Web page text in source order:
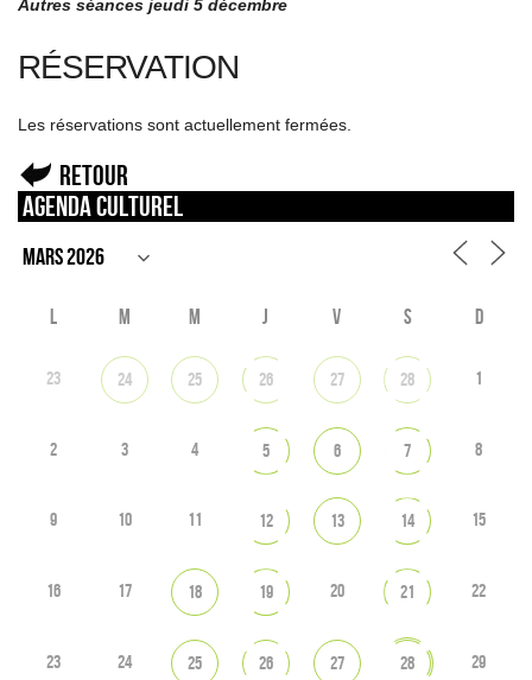
Autres séances jeudi 5 décembre
RÉSERVATION
Les réservations sont actuellement fermées.
Retour
Agenda culturel
L M M J V S D
23 24 25 26 27 28 1
2 3 4 5 6 7 8
9 10 11 12 13 14 15
16 17 18 19 20 21 22
23 24 25 26 27 28 29